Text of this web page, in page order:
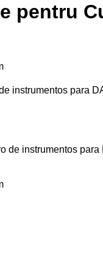
pentru
instrumentos para